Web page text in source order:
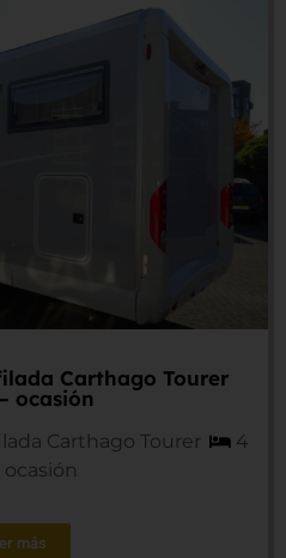
Carthago Tourer
ocasión
Carthago Tourer
ocasión
4
más